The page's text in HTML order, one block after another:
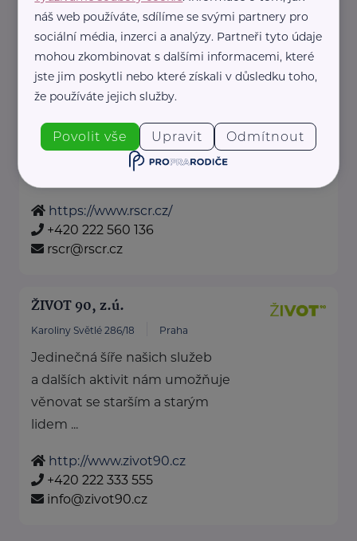
Bronzový partner
RADA SENIORŮ ČR
Politických vězňů 1419/11 Praha 1
Poskytujeme bezplatné sociálně-
právní poradentství pro seniory
po celé ČR.
Vydáváme časopis Doba seniorů.
Akreditované poradny RS ...
https://www.rscr.cz/
+420 222 560 136
rscr@rscr.cz
ŽIVOT 90, z.ú.
Karoliny Světlé 286/18 Praha
Jedinečná šíře našich služeb
a dalších aktivit nám umožňuje
věnovat se starším a starým
lidem ...
http://www.zivot90.cz
+420 222 333 555
info@zivot90.cz
náš web používáte, sdílíme se svými partnery pro
sociální média, inzerci a analýzy. Partneři tyto údaje
mohou zkombinovat s dalšími informacemi, které
jste jim poskytli nebo které získali v důsledku toho,
že používáte jejich služby.
Povolit vše Upravit Odmítnout